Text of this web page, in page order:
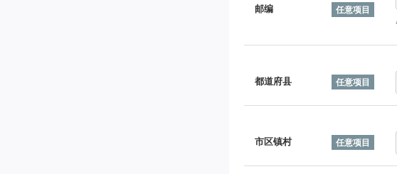
邮编
都道府县
市区镇村